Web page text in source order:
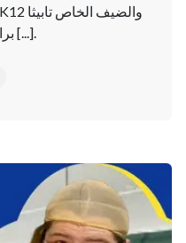
براون في أمسية مجانية بعد الظهر [...].